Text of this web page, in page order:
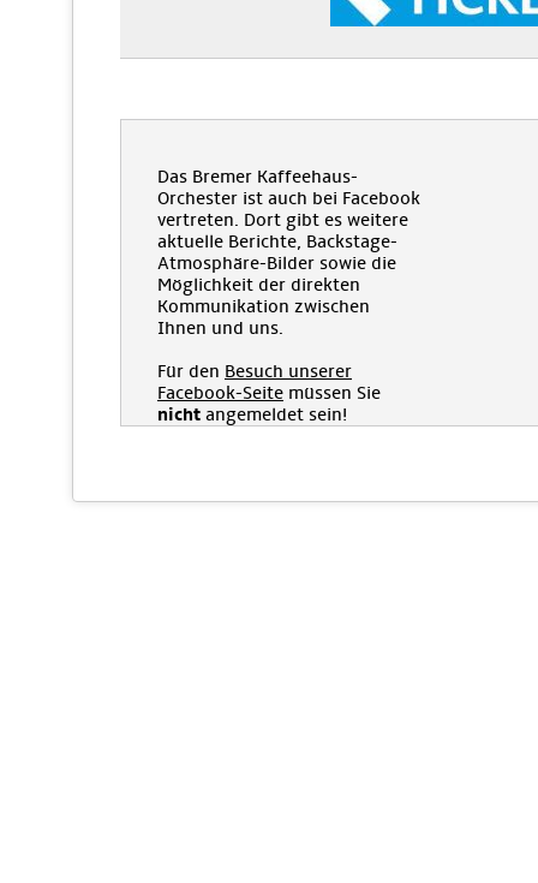
Das Bremer Kaffeehaus-
Orchester ist auch bei Facebook
vertreten. Dort gibt es weitere
aktuelle Berichte, Backstage-
Atmosphäre-Bilder sowie die
Möglichkeit der direkten
Kommunikation zwischen
Ihnen und uns.
Für den Besuch unserer
Facebook-Seite müssen Sie
nicht angemeldet sein!